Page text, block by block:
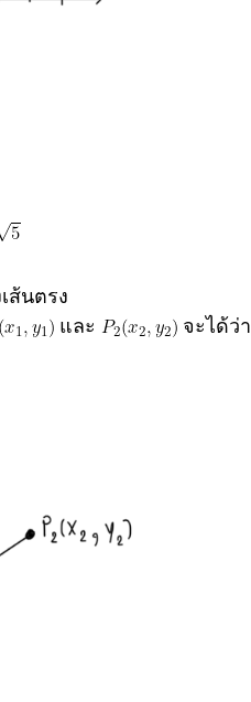
ส้นตรง
และ
จะได้ว่า